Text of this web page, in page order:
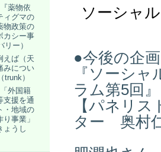
ソーシャ
●今後の企
『ソーシ
ラム第5回』
【パネリ
ター 奥村
薬物依
ィグマの
物政策の
カシー事
ー）
えば（天
みについ
）
外国籍
支援を通
・地域の
事業」
ょうし